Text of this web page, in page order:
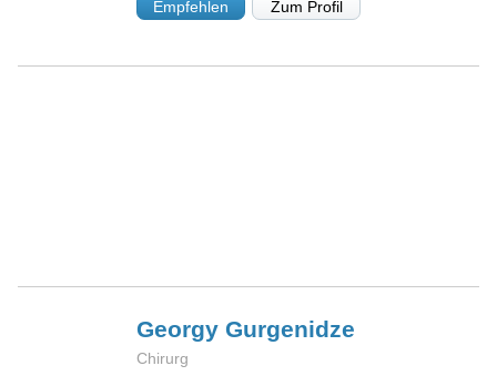
Empfehlen Zum Profil
GeorgyGurgenidze
Chirurg